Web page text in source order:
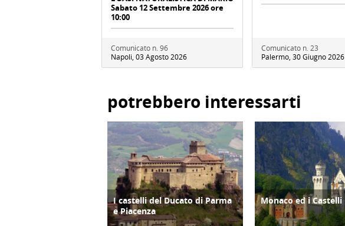
Sabato 12 Settembre 2026 ore
10:00
Comunicato n. 96
Napoli, 03 Agosto 2026
Comunicato n. 23
Palermo, 30 Giugno 2026
potrebbero interessarti
TERRITORIO
I castelli del Ducato di Parma
e Piacenza
TURISMO
Monaco ed i Castelli